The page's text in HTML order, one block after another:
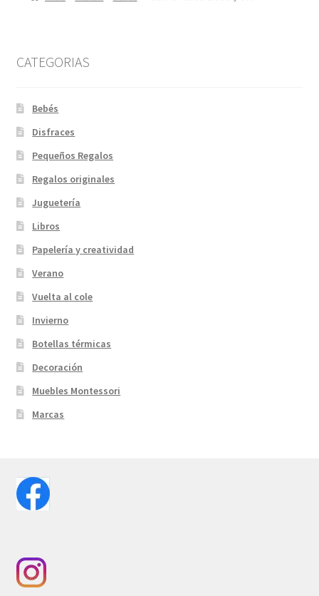
CATEGORIAS
Bebés
Disfraces
Pequeños Regalos
Regalos originales
Juguetería
Libros
Papelería y creatividad
Verano
Vuelta al cole
Invierno
Botellas térmicas
Decoración
Muebles Montessori
Marcas